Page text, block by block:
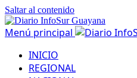
Saltar al contenido
Menú principal
INICIO
REGIONAL